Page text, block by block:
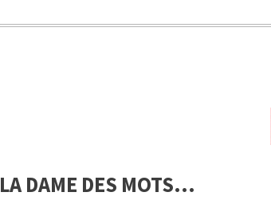
LA DAME DES MOTS…